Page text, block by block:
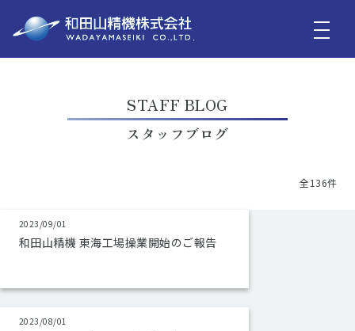
STAFF BLOG
スタッフブログ
全136件
2023/09/01
和田山精機 東海工場操業開始のご報告
2023/08/01